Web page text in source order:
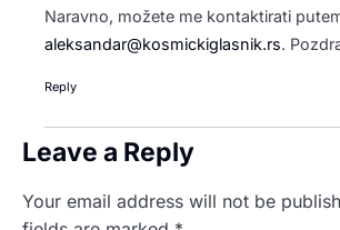
Naravno, možete me kontaktirati
aleksandar@kosmickiglasnik.rs.
Reply
Leave a Reply
Your email address will not be